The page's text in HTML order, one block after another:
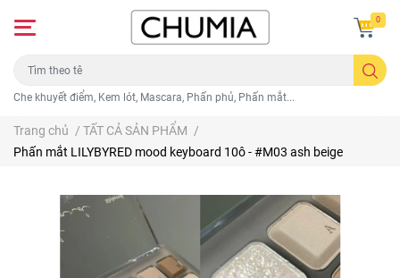
Che khuyết điểm, Kem lót, Mascara, Phấn phủ, Phấn mắt...
0
Trang chủ / TẤT CẢ SẢN PHẨM /
Phấn mắt LILYBYRED mood keyboard 10ô - #M03 ash beige